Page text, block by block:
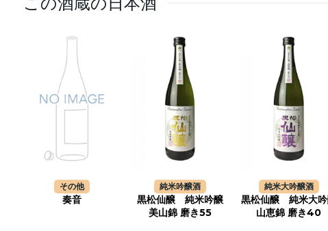
その他
奏音
純米吟醸酒
黒松仙醸 純米吟醸
美山錦 磨き55
純米大吟醸酒
黒松仙醸 純米大
山恵錦 磨き40